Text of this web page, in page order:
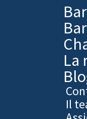
La
Il